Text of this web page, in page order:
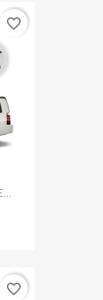
favorite_border
favorite_border